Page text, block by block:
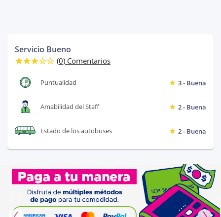
Servicio Bueno
(0) Comentarios
Puntualidad 3 - Buena
Amabilidad del Staff 2 - Buena
Estado de los autobuses 2 - Buena